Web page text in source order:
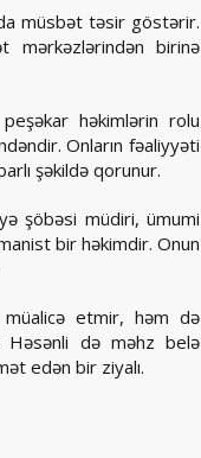
müsbət təsir göstərir.
mərkəzlərindən birinə
həkimlərin rolu
Onların fəaliyyəti
şəkildə qorunur.
şöbəsi müdiri, ümumi
bir həkimdir. Onun
müalicə etmir, həm də
Həsənli də məhz belə
edən bir ziyalı.